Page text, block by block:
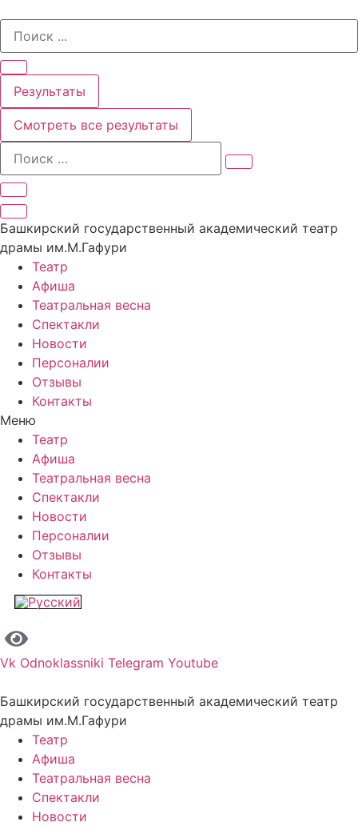
содержимому
Search
Результаты
Смотреть все результаты
Башкирский государственный академический театр
драмы им.М.Гафури
Театр
Афиша
Театральная весна
Спектакли
Новости
Персоналии
Отзывы
Контакты
Меню
Театр
Афиша
Театральная весна
Спектакли
Новости
Персоналии
Отзывы
Контакты
Vk Odnoklassniki Telegram Youtube
Башкирский государственный академический театр
драмы им.М.Гафури
Театр
Афиша
Театральная весна
Спектакли
Новости